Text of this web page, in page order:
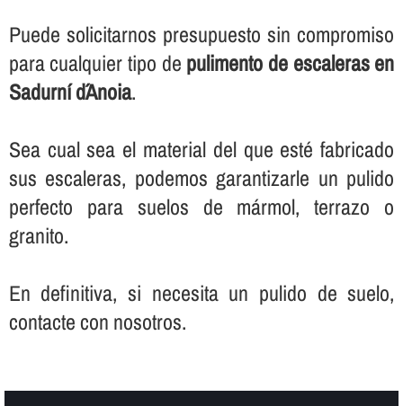
Puede solicitarnos presupuesto sin compromiso
para cualquier tipo de pulimento de escaleras en
Sadurní d´Anoia.
Sea cual sea el material del que esté fabricado
sus escaleras, podemos garantizarle un pulido
perfecto para suelos de mármol, terrazo o
granito.
En definitiva, si necesita un pulido de suelo,
contacte con nosotros.